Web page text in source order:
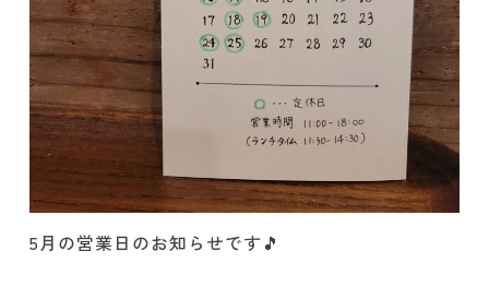
5月の営業日のお知らせです🎵